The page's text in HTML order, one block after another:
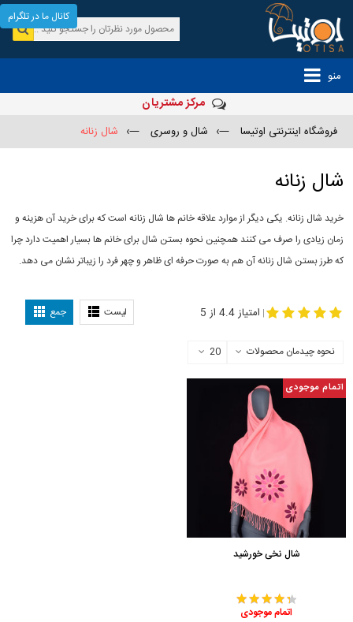
منو
مرکز مشتریان
فروشگاه اینترنتی اوتیسا —› شال و روسری —› شال زنانه
شال زنانه
خرید شال زنانه. یکی دیگر از موارد علاقه خانم ها شال زنانه است که برای خرید آن هزینه و
زمان زیادی را صرف می کنند همچنین نحوه بستن شال برای خانم ها بسیار اهمیت دارد چرا
که طرز بستن شال زنانه آن هم به صورت حرفه ای ظاهر و چهر فرد را زیباتر نشان می دهد.
لیست جمع | امتیاز 4.4 از 5
نحوه چیدمان محصولات 20
اتمام موجودی
شال نخی خورشید
اتمام موجودی
کانال ما در تلگرام